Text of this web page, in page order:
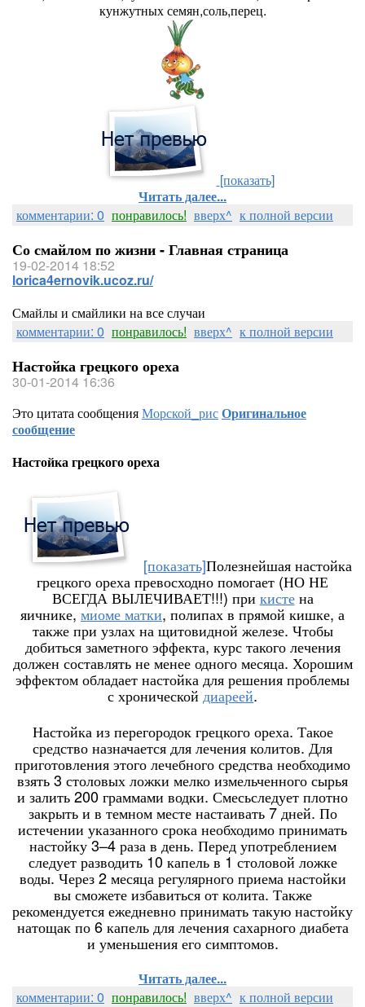
кунжутных семян,соль,перец.
[показать]
Читать далее...
комментарии: 0 понравилось! вверх^ к полной версии
Со смайлом по жизни - Главная страница
19-02-2014 18:52
lorica4ernovik.ucoz.ru/
Смайлы и смайлики на все случаи
комментарии: 0 понравилось! вверх^ к полной версии
Настойка грецкого ореха
30-01-2014 16:36
Это цитата сообщенияМорской_рисОригинальное
сообщение
Настойка грецкого ореха
[показать]Полезнейшая настойка
грецкого ореха превосходно помогает (НО НЕ
ВСЕГДА ВЫЛЕЧИВАЕТ!!!) при кистена
яичнике, миоме матки, полипах в прямой кишке, а
также при узлах на щитовидной железе. Чтобы
добиться заметного эффекта, курс такого лечения
должен составлять не менее одного месяца. Хорошим
эффектом обладает настойка для решения проблемы
с хронической диареей.
Настойка из перегородок грецкого ореха. Такое
средство назначается для лечения колитов. Для
приготовления этого лечебного средства необходимо
взять 3 столовых ложки мелко измельченного сырья
и залить 200 граммами водки. Смесьследует плотно
закрыть и в темном месте настаивать 7 дней. По
истечении указанного срока необходимо принимать
настойку 3–4 раза в день. Перед употреблением
следует разводить 10 капель в 1 столовой ложке
воды. Через 2 месяца регулярного приема настойки
вы сможете избавиться от колита. Также
рекомендуется ежедневно принимать такую настойку
натощак по 6 капель для лечения сахарного диабета
и уменьшения его симптомов.
Читать далее...
комментарии: 0 понравилось! вверх^ к полной версии